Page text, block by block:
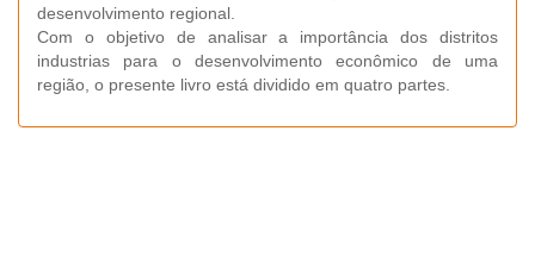
desenvolvimento regional.
Com o objetivo de analisar a importância dos distritos
industrias para o desenvolvimento econômico de uma
região, o presente livro está dividido em quatro partes.